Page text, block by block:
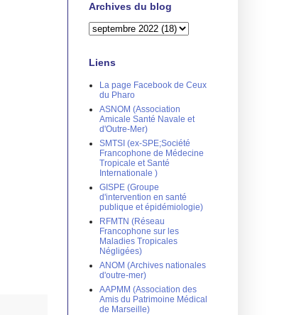
Archives du blog
Liens
La page Facebook de Ceux
du Pharo
ASNOM (Association
Amicale Santé Navale et
d'Outre-Mer)
SMTSI (ex-SPE;Société
Francophone de Médecine
Tropicale et Santé
Internationale )
GISPE (Groupe
d'intervention en santé
publique et épidémiologie)
RFMTN (Réseau
Francophone sur les
Maladies Tropicales
Négligées)
ANOM (Archives nationales
d'outre-mer)
AAPMM (Association des
Amis du Patrimoine Médical
de Marseille)